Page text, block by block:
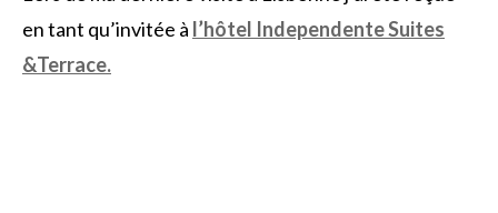
en tant qu’invitée à l’hôtel Independente Suites
&Terrace.